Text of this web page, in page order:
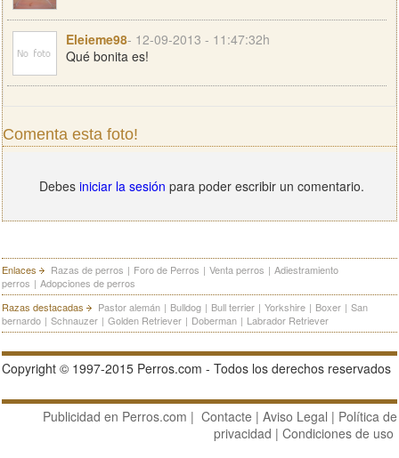
Eleieme98- 12-09-2013 - 11:47:32h
Qué bonita es!
Comenta esta foto!
Debes iniciar la sesión para poder escribir un comentario.
Enlaces Razas de perros | Foro de Perros | Venta perros | Adiestramiento
perros | Adopciones de perros
Razas destacadas
Pastor alemán | Bulldog | Bull terrier | Yorkshire | Boxer | San
bernardo | Schnauzer | Golden Retriever | Doberman | Labrador Retriever
Copyright © 1997-2015 Perros.com - Todos los derechos reservados
Publicidad en Perros.com | Contacte | Aviso Legal | Política de
privacidad | Condiciones de uso